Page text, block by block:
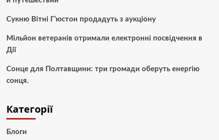
Сукню Вітні Г’юстон продадуть з аукціону
Мільйон ветеранів отримали електронні посвідчення в
Дії
Сонце для Полтавщини: три громади оберуть енергію
сонця.
Категорії
Блоги